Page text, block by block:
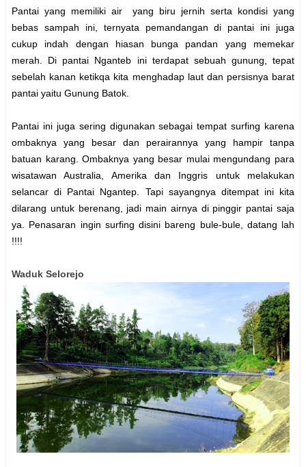
Pantai yang memiliki air yang biru jernih serta kondisi yang
bebas sampah ini, ternyata pemandangan di pantai ini juga
cukup indah dengan hiasan bunga pandan yang memekar
merah. Di pantai Nganteb ini terdapat sebuah gunung, tepat
sebelah kanan ketikqa kita menghadap laut dan persisnya barat
pantai yaitu Gunung Batok.
Pantai ini juga sering digunakan sebagai tempat surfing karena
ombaknya yang besar dan perairannya yang hampir tanpa
batuan karang. Ombaknya yang besar mulai mengundang para
wisatawan Australia, Amerika dan Inggris untuk melakukan
selancar di Pantai Ngantep. Tapi sayangnya ditempat ini kita
dilarang untuk berenang, jadi main airnya di pinggir pantai saja
ya. Penasaran ingin surfing disini bareng bule-bule, datang lah
!!!!
Waduk Selorejo